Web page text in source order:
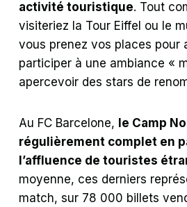
activité touristique. Tout
visiteriez la Tour Eiffel ou le
vous prenez vos places pour
participer à une ambiance «
apercevoir des stars de
Au FC Barcelone, le Camp
régulièrement complet en
l’affluence de touristes
moyenne, ces derniers
match, sur 78 000 billets